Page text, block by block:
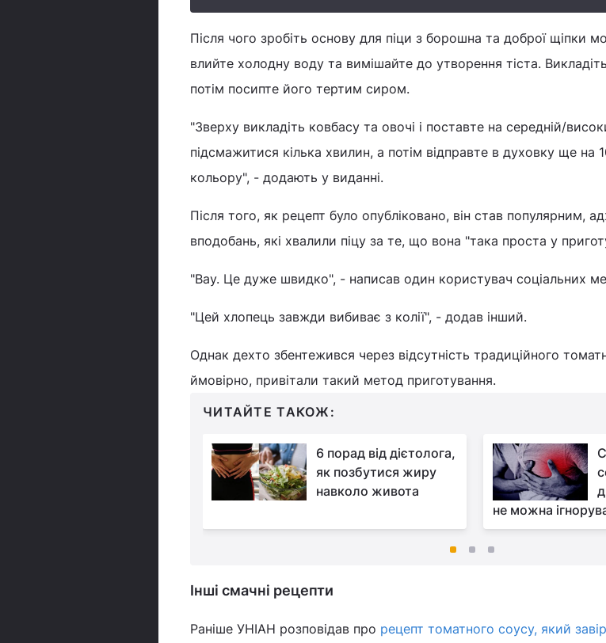
Після чого зробіть основу для піци з борошна та доброї щіпки
влийте холодну воду та вимішайте до утворення тіста.
потім посипте його тертим сиром.
"Зверху викладіть ковбасу та овочі і поставте на середній/
підсмажитися кілька хвилин, а потім відправте в духовку ще на
кольору", - додають у виданні.
Після того, як рецепт було опубліковано, він став популярним,
вподобань, які хвалили піцу за те, що вона "така проста у
"Вау. Це дуже швидко", - написав один користувач соціальних
"Цей хлопець завжди вибиває з колії", - додав інший.
Однак дехто збентежився через відсутність традиційного
ймовірно, привітали такий метод приготування.
ЧИТАЙТЕ ТАКОЖ:
6 порад від дієтолога,
як позбутися жиру
навколо живота
не можна
Інші смачні рецепти
Раніше УНІАН розповідав про рецепт томатного соусу, який